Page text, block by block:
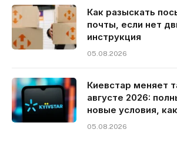
Как разыскать
почты, если нет
инструкция
05.08.2026
Киевстар меняет
августе 2026:
новые условия,
05.08.2026